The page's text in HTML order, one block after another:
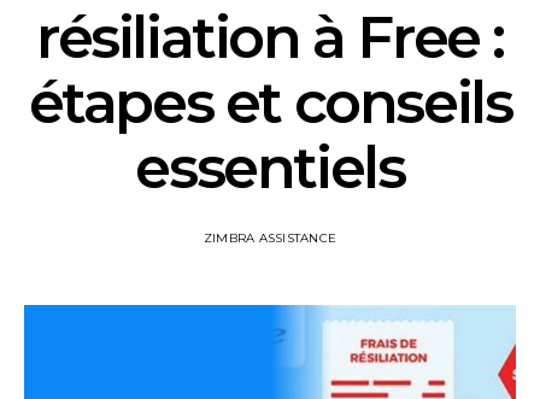
résiliation à Free :
étapes et conseils
essentiels
ZIMBRA ASSISTANCE